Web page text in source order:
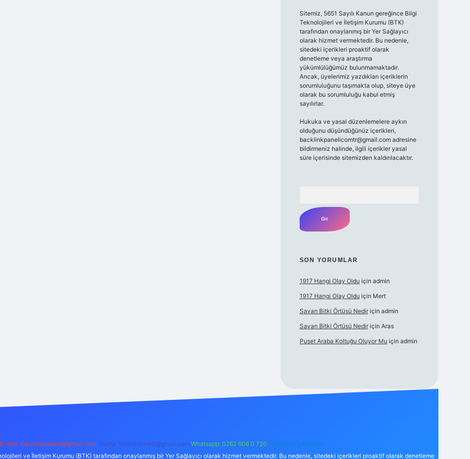
Sitemiz, 5651 Sayılı Kanun gereğince Bilgi
Teknolojileri ve İletişim Kurumu (BTK)
tarafından onaylanmış bir Yer Sağlayıcı
olarak hizmet vermektedir. Bu nedenle,
sitedeki içerikleri proaktif olarak
denetleme veya araştırma
yükümlülüğümüz bulunmamaktadır.
Ancak, üyelerimiz yazdıkları içeriklerin
sorumluluğunu taşımakta olup, siteye üye
olarak bu sorumluluğu kabul etmiş
sayılırlar.
Hukuka ve yasal düzenlemelere aykırı
olduğunu düşündüğünüz içerikleri,
backlinkpanelicomtr@gmail.comadresine
bildirmeniz halinde, ilgili içerikler yasal
süre içerisinde sitemizden kaldırılacaktır.
SON YORUMLAR
1917 Hangi Olay Oldu için admin
1917 Hangi Olay Oldu için Mert
Savan Bitki Örtüsü Nediriçin admin
Savan Bitki Örtüsü Nediriçin Aras
Puset Araba Koltuğu Oluyor Mu için admin
E-mail: backlinkpaneli@gmail.com Teams: forumhizmeti@gmail.com Whatsapp: 0262 606 0 726 Telegram: @karabul
ve İletişim Kurumu (BTK) tarafından onaylanmış bir Yer Sağlayıcı olarak hizmet vermektedir. Bu nedenle, sitedeki içerikleri proaktif olarak denetleme